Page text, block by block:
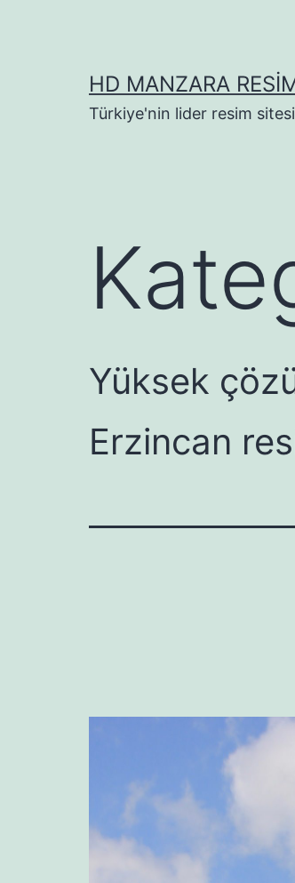
HD MANZARA
Türkiye'nin lider resim sitesi
Yüksek
Erzincan